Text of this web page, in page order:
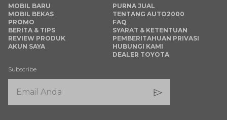
MOBIL BARU
MOBIL BEKAS
PROMO
BERITA & TIPS
REVIEW PRODUK
AKUN SAYA
PURNA JUAL
TENTANG AUTO2000
FAQ
SYARAT & KETENTUAN
PEMBERITAHUAN PRIVASI
HUBUNGI KAMI
DEALER TOYOTA
Subscribe